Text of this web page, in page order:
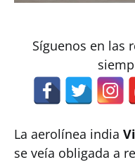
Síguenos en las
La aerolínea india
se veía obligada a